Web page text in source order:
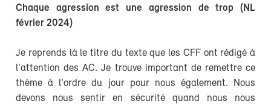
Chaque agression est une agression de trop (NL
février 2024)
Je reprends là le titre du texte que les CFF ont rédigé à
l'attention des AC. Je trouve important de remettre ce
thème à l'ordre du jour pour nous également. Nous
devons nous sentir en sécurité quand nous nous